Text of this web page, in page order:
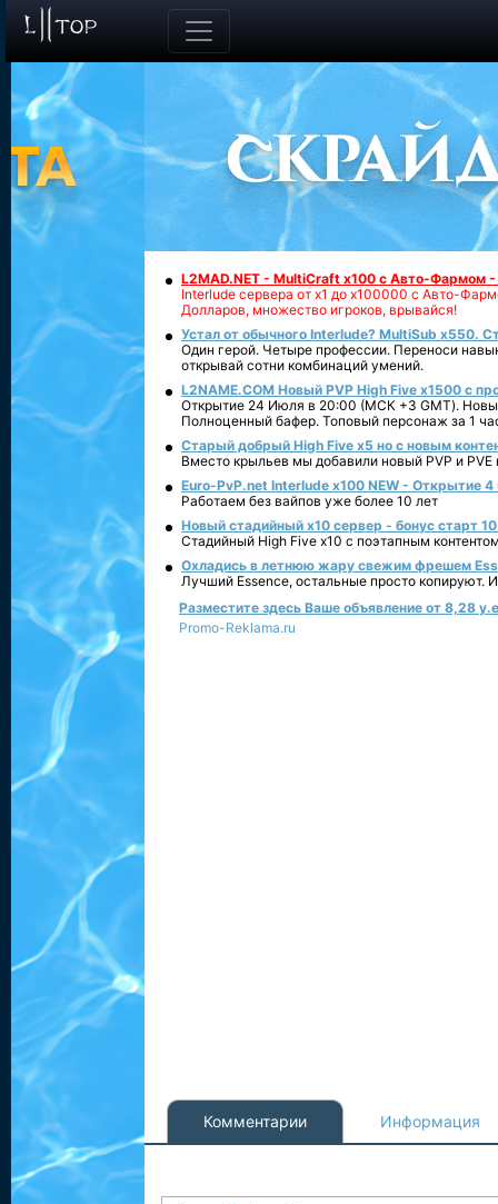
L2MAD.NET - MultiCraft x100 с Авто-Фармом
Interlude сервера от х1 до х100000 с Авто-
Долларов, множество игроков, врывайся!
Устал от обычного Interlude? MultiSub x550.
Один герой. Четыре профессии. Переноси
открывай сотни комбинаций умений.
L2NAME.COM Новый PVP High Five x1500 с
Открытие 24 Июля в 20:00 (МСК +3 GMT).
Полноценный бафер. Топовый персонаж за 1
Старый добрый High Five x5 но с новым
Вместо крыльев мы добавили новый PVP и PVE
Euro-PvP.net Interlude х100 NEW - Открытие 4
Работаем без вайпов уже более 10 лет
Новый стадийный х10 сервер - бонус старт
Стадийный High Five x10 с поэтапным
Охладись в летнюю жару свежим фрешем
Лучший Essence, остальные просто копируют.
Разместите здесь Ваше объявление от 8,28
Promo-Reklama.ru
Комментарии Информация